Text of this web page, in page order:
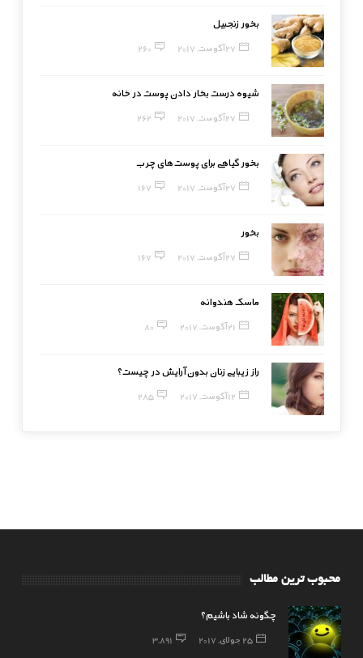
بخور زنجبیل
27 آگوست, 2017 260
شیوه درست بخار دادن پوست در خانه
27 آگوست, 2017 262
بخور گیاهی برای پوست‌های چرب
27 آگوست, 2017 167
بخور
27 آگوست, 2017 167
ماسک هندوانه
21 آگوست, 2017 80
راز زیبایی زنان بدون آرایش در چیست؟
12 آگوست, 2017 285
محبوب ترین مطالب
چگونه شاد باشیم؟
25 جولای, 2017 3,891